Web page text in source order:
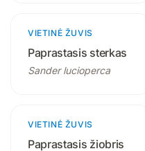
2 produktai
VIETINĖ ŽUVIS
Paprastasis sterkas
Sander lucioperca
2 produktai
VIETINĖ ŽUVIS
Paprastasis žiobris